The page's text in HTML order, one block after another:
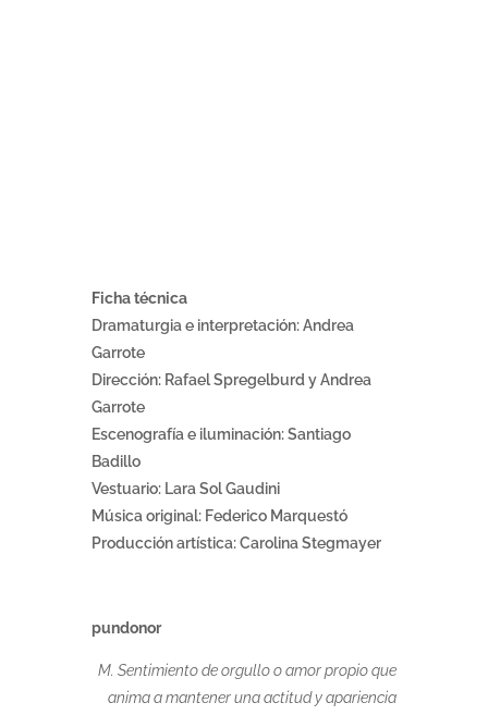
Ficha técnica
Dramaturgia e interpretación: Andrea
Garrote
Dirección: Rafael Spregelburd y Andrea
Garrote
Escenografía e iluminación: Santiago
Badillo
Vestuario: Lara Sol Gaudini
Música original: Federico Marquestó
Producción artística: Carolina Stegmayer
pundonor
M. Sentimiento de orgullo o amor propio que
anima a mantener una actitud y apariencia